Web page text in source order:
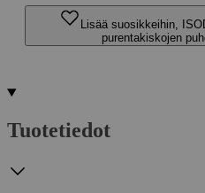
Lisää suosikkeihin,
purentakiskojen
Tuotetiedot